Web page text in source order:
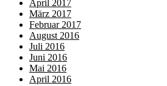
April 2017
März 2017
Februar 2017
August 2016
Juli 2016
Juni 2016
Mai 2016
April 2016